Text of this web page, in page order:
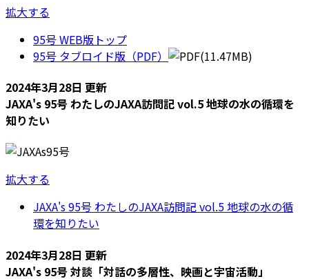
拡大する
95号 WEB版トップ
95号 タブロイド版（PDF）
(11.47MB)
2024年3月28日 更新
JAXA's 95号 わたしのJAXA訪問記 vol.5 地球の水の循環を
知りたい
拡大する
JAXA's 95号 わたしのJAXA訪問記 vol.5 地球の水の循
環を知りたい
2024年3月28日 更新
JAXA's 95号 対談「対話の多層性、映画と宇宙活動」